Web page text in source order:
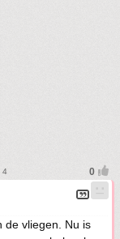
4
de vliegen. Nu is